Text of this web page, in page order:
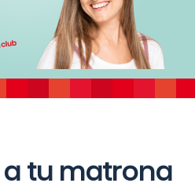
tu matrona